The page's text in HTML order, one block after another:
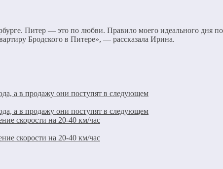
Питер — это по любви. Правило моего идеального дня
Бродского в Питере», — рассказала Ирина.
а в продажу они поступят в следующем
а в продажу они поступят в следующем
скорости на 20-40 км/час
скорости на 20-40 км/час